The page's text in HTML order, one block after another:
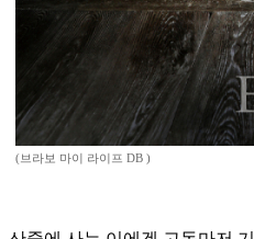
(브라보 마이 라이프 DB )